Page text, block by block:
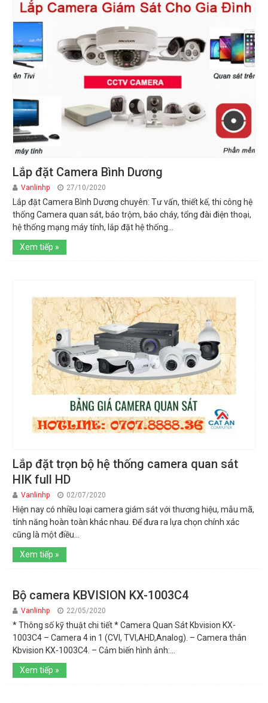
Lắp đặt Camera Bình Dương
Vanlinhp 27/10/2020
Lắp đặt Camera Bình Dương chuyên: Tư vấn, thiết kế, thi công hệ
thống Camera quan sát, báo trộm, báo cháy, tổng đài điện thoại,
hệ thống mạng máy tính, lắp đặt hệ thống...
Xem tiếp »
Lắp đặt trọn bộ hệ thống camera quan sát
HIK full HD
Vanlinhp 02/07/2020
Hiện nay có nhiều loại camera giám sát với thương hiệu, mẫu mã,
tính năng hoàn toàn khác nhau. Để đưa ra lựa chọn chính xác
cũng là một điều...
Xem tiếp »
Bộ camera KBVISION KX-1003C4
Vanlinhp 22/05/2020
* Thông số kỹ thuật chi tiết * Camera Quan Sát Kbvision KX-
1003C4 – Camera 4 in 1 (CVI, TVI,AHD,Analog). – Camera thân
Kbvision KX-1003C4. – Cảm biến hình ảnh:...
Xem tiếp »